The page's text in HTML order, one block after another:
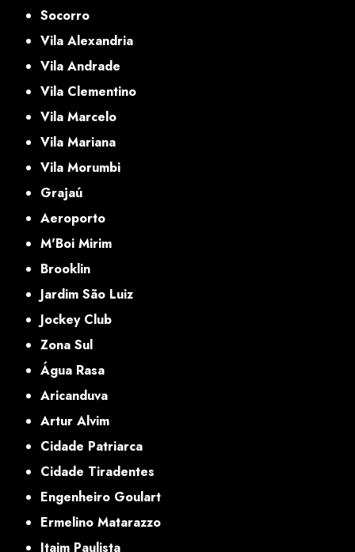
Socorro
Vila Alexandria
Vila Andrade
Vila Clementino
Vila Marcelo
Vila Mariana
Vila Morumbi
Grajaú
Aeroporto
M'Boi Mirim
Brooklin
Jardim São Luiz
Jockey Club
Zona Sul
Água Rasa
Aricanduva
Artur Alvim
Cidade Patriarca
Cidade Tiradentes
Engenheiro Goulart
Ermelino Matarazzo
Itaim Paulista